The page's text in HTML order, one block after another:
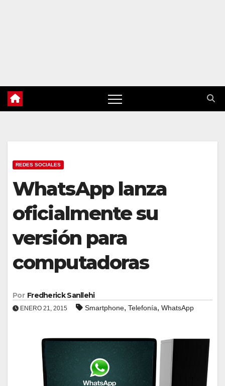
REDES SOCIALES
WhatsApp lanza
oficialmente su
versión para
computadoras
Por Fredherick Sanllehi
ENERO 21, 2015 Smartphone, Telefonía, WhatsApp